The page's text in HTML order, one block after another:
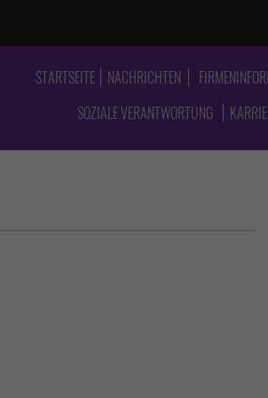
STARTSEITE NACHRICHTEN
SOZIALE VERANTWORTUNG